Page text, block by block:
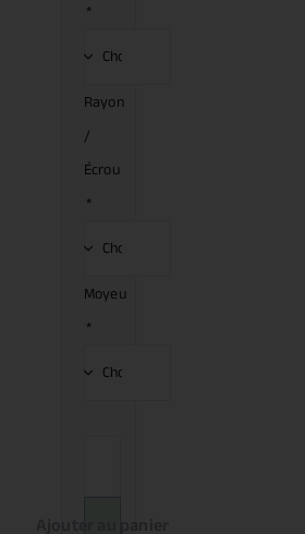
*
Rayon
/
Écrou
*
Moyeu
*